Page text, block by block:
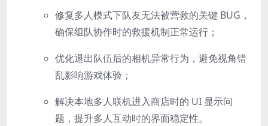
修复多人模式下队友无法被营救的关键 BUG，
确保组队协作时的救援机制正常运行；
优化退出队伍后的相机异常行为，避免视角错
乱影响游戏体验；
解决本地多人联机进入商店时的 UI 显示问
题，提升多人互动时的界面稳定性。